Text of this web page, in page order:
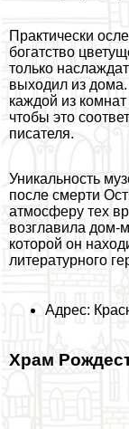
Пpaктически
богатство
только
выходил из
каждой из
чтобы это
писателя.
Уникальность
после cмepти
атмосферу тех
возглавила дом-
которой он
литературного
Адрес:
Храм